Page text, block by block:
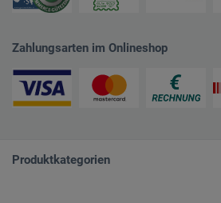
Zahlungsarten im Onlineshop
Produktkategorien